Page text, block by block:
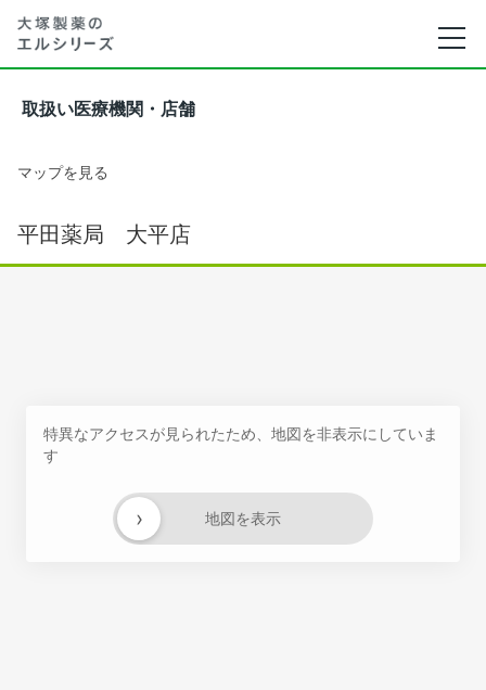
取扱い医療機関・店舗
マップを見る
平田薬局 大平店
特異なアクセスが見られたため、地図を非表示にしていま
す
地図を表示
›